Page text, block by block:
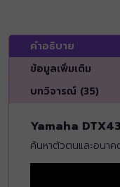
คำอธิบาย
ข้อมูลเพิ่มเติม
บทวิจารณ์ (35)
Yamaha
ค้นหาตัวตนและอนา